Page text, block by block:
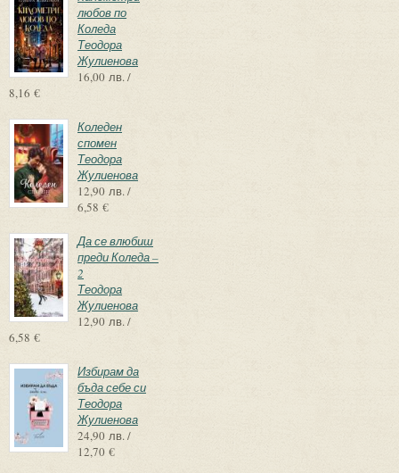
любов по
Коледа
Теодора
Жулиенова
16,00 лв. /
8,16 €
Коледен
спомен
Теодора
Жулиенова
12,90 лв. /
6,58 €
Да се влюбиш
преди Коледа –
2
Теодора
Жулиенова
12,90 лв. /
6,58 €
Избирам да
бъда себе си
Теодора
Жулиенова
24,90 лв. /
12,70 €